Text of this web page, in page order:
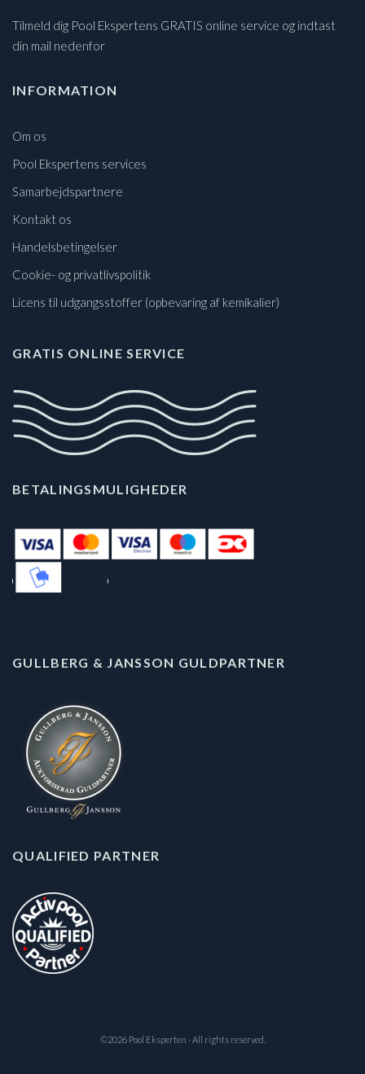
Tilmeld dig Pool Ekspertens GRATIS online service og indtast
din mail nedenfor
INFORMATION
Om os
Pool Ekspertens services
Samarbejdspartnere
Kontakt os
Handelsbetingelser
Cookie- og privatlivspolitik
Licens til udgangsstoffer (opbevaring af kemikalier)
GRATIS ONLINE SERVICE
BETALINGSMULIGHEDER
GULLBERG & JANSSON GULDPARTNER
QUALIFIED PARTNER
©2026 Pool Eksperten · All rights reserved.